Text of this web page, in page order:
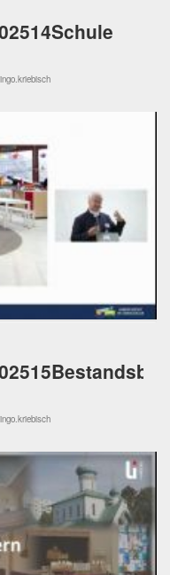
ingo.kriebisch
ingo.kriebisch